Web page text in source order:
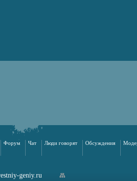
Форум Чат Люди говорят Обсуждения
geniy.ru